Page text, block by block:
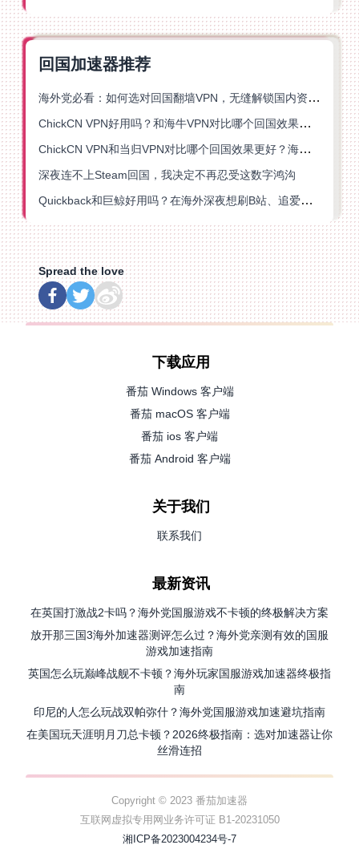
回国加速器推荐
海外党必看：如何选对回国翻墙VPN，无缝解锁国内资源？
ChickCN VPN好用吗？和海牛VPN对比哪个回国效果更好？
ChickCN VPN和当归VPN对比哪个回国效果更好？海外党亲测后选了它
深夜连不上Steam回国，我决定不再忍受这数字鸿沟
Quickback和巨鲸好用吗？在海外深夜想刷B站、追爱奇艺的你，或许正需要这份答案
Spread the love
下载应用
番茄 Windows 客户端
番茄 macOS 客户端
番茄 ios 客户端
番茄 Android 客户端
关于我们
联系我们
最新资讯
在英国打激战2卡吗？海外党国服游戏不卡顿的终极解决方案
放开那三国3海外加速器测评怎么过？海外党亲测有效的国服
游戏加速指南
英国怎么玩巅峰战舰不卡顿？海外玩家国服游戏加速器终极指
南
印尼的人怎么玩战双帕弥什？海外党国服游戏加速避坑指南
在美国玩天涯明月刀总卡顿？2026终极指南：选对加速器让你
丝滑连招
Copyright © 2023 番茄加速器
互联网虚拟专用网业务许可证 B1-20231050
湘ICP备2023004234号-7